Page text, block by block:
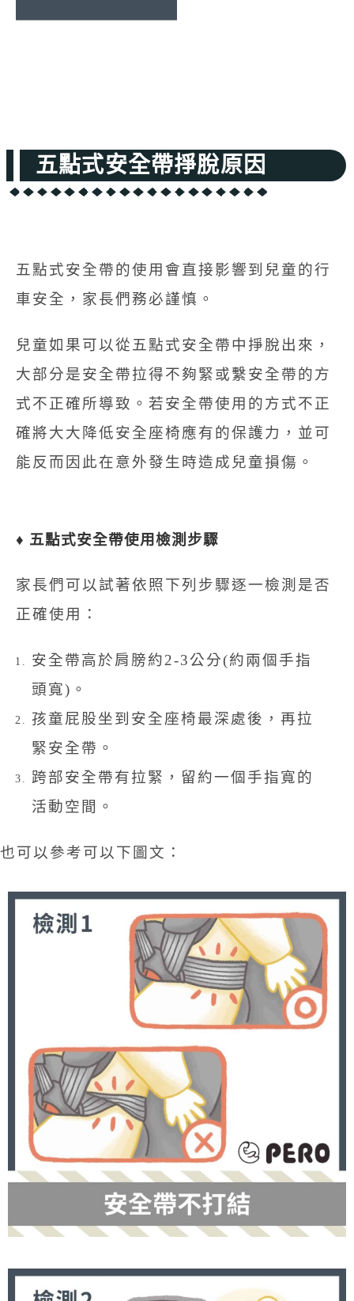
五點式安全帶掙脫原因
五點式安全帶的使用會直接影響到兒童的行
車安全，家長們務必謹慎。
兒童如果可以從五點式安全帶中掙脫出來，
大部分是安全帶拉得不夠緊或繫安全帶的方
式不正確所導致。若安全帶使用的方式不正
確將大大降低安全座椅應有的保護力，並可
能反而因此在意外發生時造成兒童損傷。
♦ 五點式安全帶使用檢測步驟
家長們可以試著依照下列步驟逐一檢測是否
正確使用：
安全帶高於肩膀約2-3公分(約兩個手指
頭寬)。
孩童屁股坐到安全座椅最深處後，再拉
緊安全帶。
跨部安全帶有拉緊，留約一個手指寬的
活動空間。
也可以參考可以下圖文：